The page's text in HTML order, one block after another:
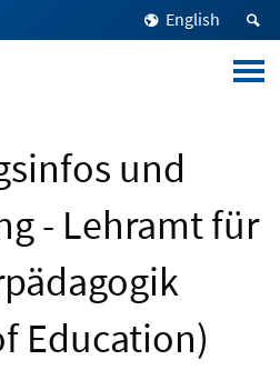
English
und
- Lehramt für
Education)